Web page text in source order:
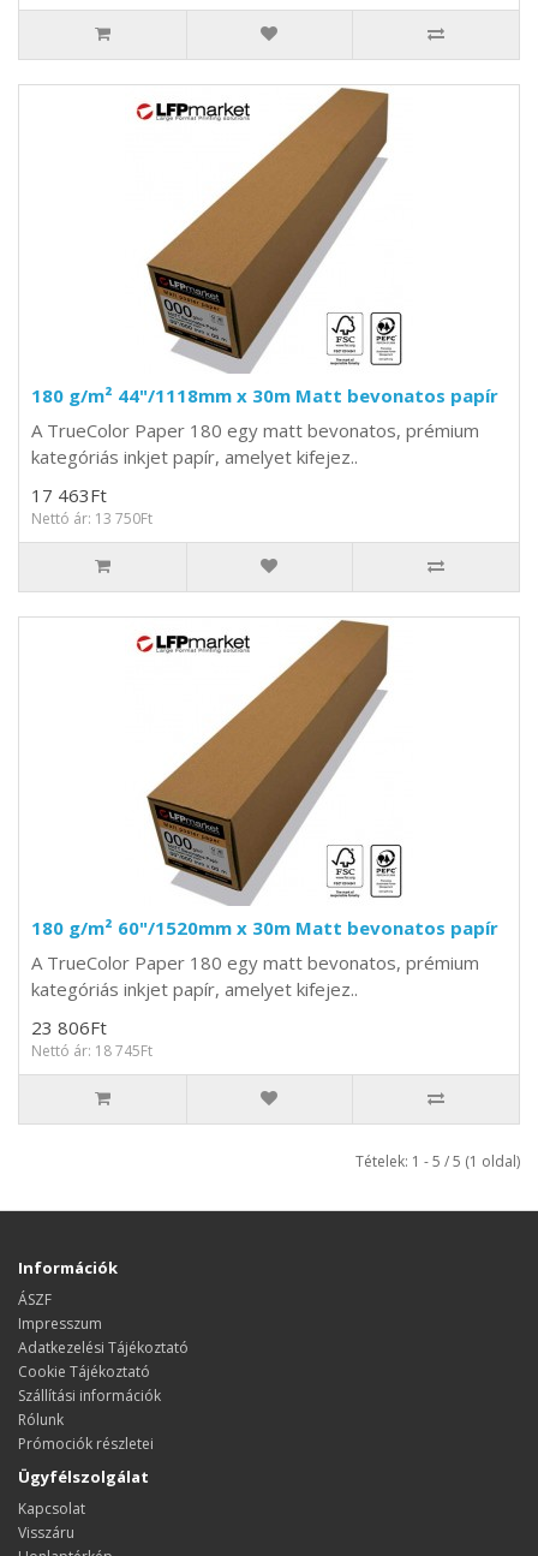
180 g/m² 44"/1118mm x 30m Matt bevonatos papír
A TrueColor Paper 180 egy matt bevonatos, prémium
kategóriás inkjet papír, amelyet kifejez..
17 463Ft
Nettó ár: 13 750Ft
180 g/m² 60"/1520mm x 30m Matt bevonatos papír
A TrueColor Paper 180 egy matt bevonatos, prémium
kategóriás inkjet papír, amelyet kifejez..
23 806Ft
Nettó ár: 18 745Ft
Tételek: 1 - 5 / 5 (1 oldal)
Információk
ÁSZF
Impresszum
Adatkezelési Tájékoztató
Cookie Tájékoztató
Szállítási információk
Rólunk
Prómociók részletei
Ügyfélszolgálat
Kapcsolat
Visszáru